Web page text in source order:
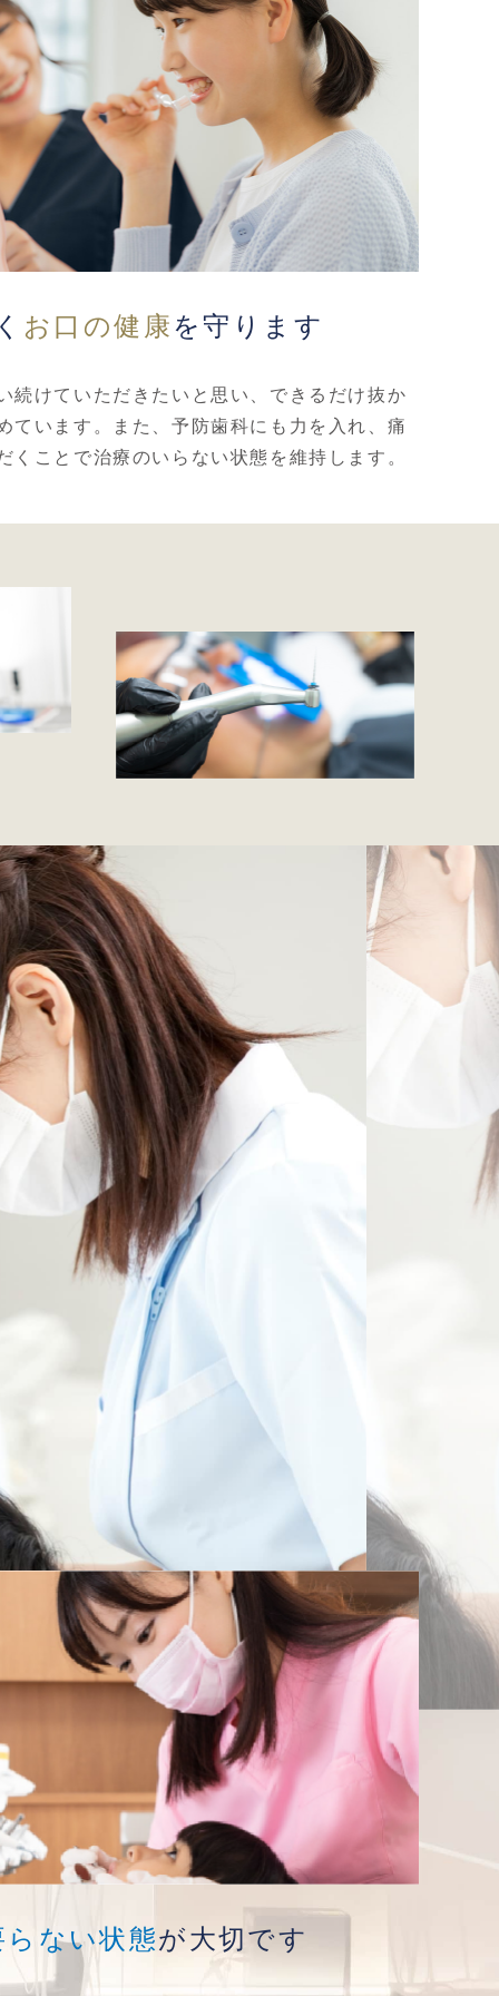
お口の健康を守ります
続けていただきたいと思い、できるだけ抜か
ています。また、予防歯科にも力を入れ、痛
くことで治療のいらない状態を維持します。
ない状態が大切です